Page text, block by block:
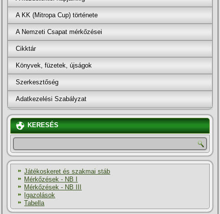
A KK (Mitropa Cup) története
A Nemzeti Csapat mérkőzései
Cikktár
Könyvek, füzetek, újságok
Szerkesztőség
Adatkezelési Szabályzat
KERESÉS
Játékoskeret és szakmai stáb
Mérkőzések - NB I
Mérkőzések - NB III
Igazolások
Tabella